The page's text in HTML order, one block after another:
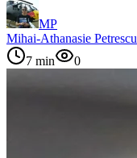
MP
Mihai-Athanasie Petrescu
7 min 0